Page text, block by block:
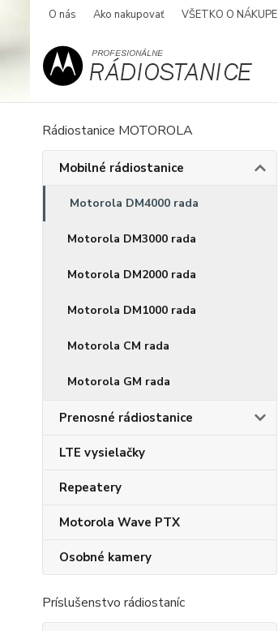
O nás Ako nakupovať VŠETKO O NÁKUPE
Rádiostanice MOTOROLA
Mobilné rádiostanice
Motorola DM4000 rada
Motorola DM3000 rada
Motorola DM2000 rada
Motorola DM1000 rada
Motorola CM rada
Motorola GM rada
Prenosné rádiostanice
LTE vysielačky
Repeatery
Motorola Wave PTX
Osobné kamery
Príslušenstvo rádiostaníc